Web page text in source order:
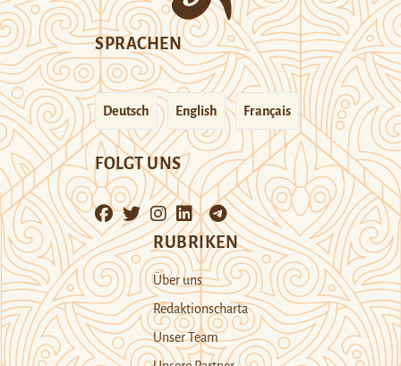
SPRACHEN
Deutsch English Français
FOLGT UNS
RUBRIKEN
Über uns
Redaktionscharta
Unser Team